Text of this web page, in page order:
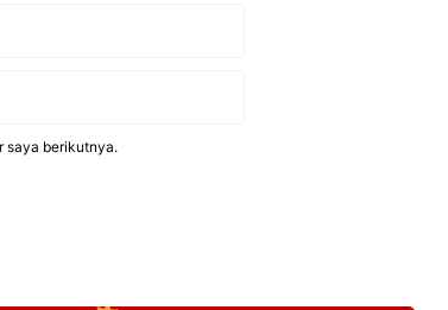
saya berikutnya.